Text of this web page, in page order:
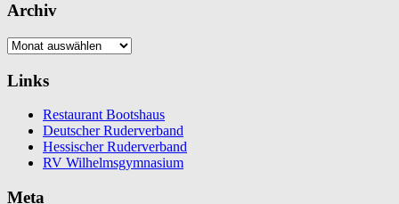
Archiv
Archiv
Links
Restaurant Bootshaus
Deutscher Ruderverband
Hessischer Ruderverband
RV Wilhelmsgymnasium
Meta